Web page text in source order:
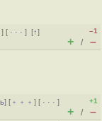
] [ · · ·][↑]
–1
+ / –
] [ ﹢﹢﹢] [ · · ·]
+1
+ / –